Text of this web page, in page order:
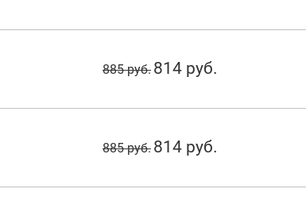
885 руб. 814 руб.
885 руб. 814 руб.